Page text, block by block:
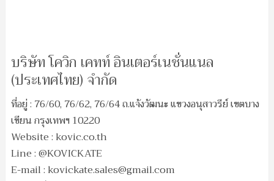
บริษัท โควิก เคทท์ อินเตอร์เนชั่นแนล
(ประเทศไทย) จำกัด
ที่อยู่ : 76/60, 76/62, 76/64 ถ.แจ้งวัฒนะ แขวงอนุสาวรีย์ เขตบาง
เขียน กรุงเทพฯ 10220
Website : kovic.co.th
Line : @KOVICKATE
E-mail :kovickate.sales@gmail.com